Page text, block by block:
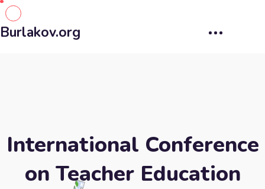
Burlakov.org
International Conference
on Teacher Education